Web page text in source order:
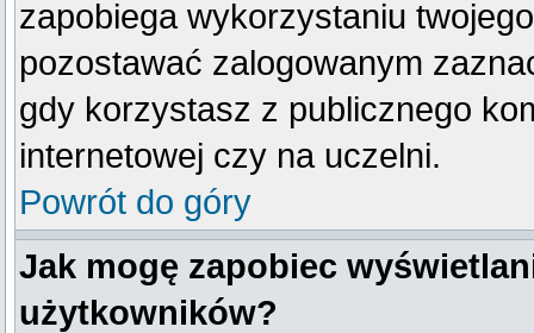
zapobiega wykorzystaniu
pozostawać zalogowanym
gdy korzystasz z publicznego
internetowej czy na uczelni.
Powrót do góry
Jak mogę zapobiec
użytkowników?